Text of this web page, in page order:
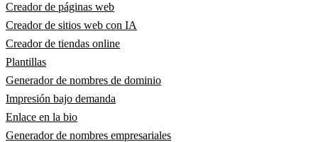
Creador de páginas web
Creador de sitios web con IA
Creador de tiendas online
Plantillas
Generador de nombres de dominio
Impresión bajo demanda
Enlace en la bio
Generador de nombres empresariales